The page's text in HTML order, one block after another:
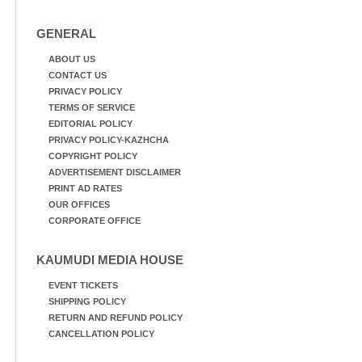
GENERAL
ABOUT US
CONTACT US
PRIVACY POLICY
TERMS OF SERVICE
EDITORIAL POLICY
PRIVACY POLICY-KAZHCHA
COPYRIGHT POLICY
ADVERTISEMENT DISCLAIMER
PRINT AD RATES
OUR OFFICES
CORPORATE OFFICE
KAUMUDI MEDIA HOUSE
EVENT TICKETS
SHIPPING POLICY
RETURN AND REFUND POLICY
CANCELLATION POLICY